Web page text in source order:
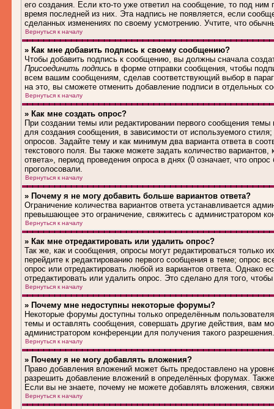
его создания. Если кто-то уже ответил на сообщение, то под
время последней из них. Эта надпись не появляется, если
сделанных изменениях по своему усмотрению. Учтите, что
Вернуться к началу
» Как мне добавить подпись к своему сообщению?
Чтобы добавить подпись к сообщению, вы должны сначала
Присоединить подпись в форме отправки сообщения, чтобы
всем вашим сообщениям, сделав соответствующий выбор в
на это, вы сможете отменить добавление подписи в отдельных
Вернуться к началу
» Как мне создать опрос?
При создании темы или редактировании первого сообщения
для создания сообщения, в зависимости от используемого
опросов. Задайте тему и как минимум два варианта ответа в
текстового поля. Вы также можете задать количество
ответа», период проведения опроса в днях (0 означает, что
проголосовали.
Вернуться к началу
» Почему я не могу добавить больше вариантов ответа?
Ограничение количества вариантов ответа устанавливается
превышающее это ограничение, свяжитесь с администратором
Вернуться к началу
» Как мне отредактировать или удалить опрос?
Так же, как и сообщения, опросы могут редактироваться только
перейдите к редактированию первого сообщения в теме; опрос
опрос или отредактировать любой из вариантов ответа. Однако
отредактировать или удалить опрос. Это сделано для того,
Вернуться к началу
» Почему мне недоступны некоторые форумы?
Некоторые форумы доступны только определённым
темы и оставлять сообщения, совершать другие действия, вам
администратором конференции для получения такого разрешения.
Вернуться к началу
» Почему я не могу добавлять вложения?
Право добавления вложений может быть предоставлено на
разрешить добавление вложений в определённых форумах.
Если вы не знаете, почему не можете добавлять вложения,
Вернуться к началу